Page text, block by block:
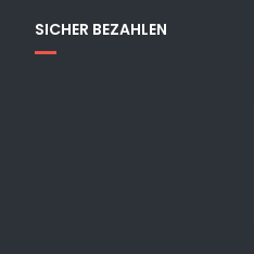
SICHER BEZAHLEN